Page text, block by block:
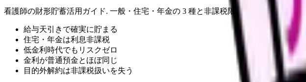
看護師の財形貯蓄活用ガイド. 一般・住宅・年金の 3 種と非課税限度額.
給与天引きで確実に貯まる
住宅・年金は利息非課税
低金利時代でもリスクゼロ
金利が普通預金とほぼ同じ
目的外解約は非課税扱いを失う